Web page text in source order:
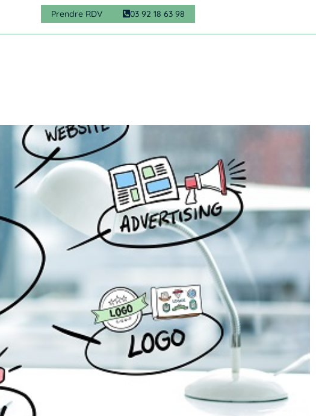
Prendre RDV 03 92 18 63 98